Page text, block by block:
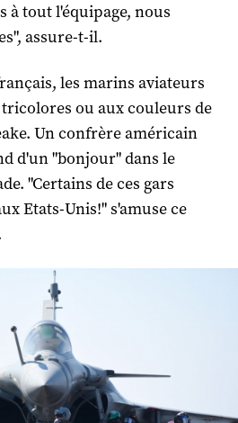
à tout l'équipage, nous
assure-t-il.
les marins aviateurs
ou aux couleurs de
Un confrère américain
d'un "bonjour" dans le
"Certains de ces gars
Etats-Unis!" s'amuse ce